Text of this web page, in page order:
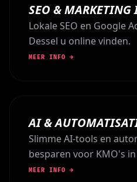
SEO & MARKETING
Lokale SEO en Google
Dessel u online vinden.
MEER INFO →
AI &
Slimme AI-tools en
besparen voor KMO's in
MEER INFO →